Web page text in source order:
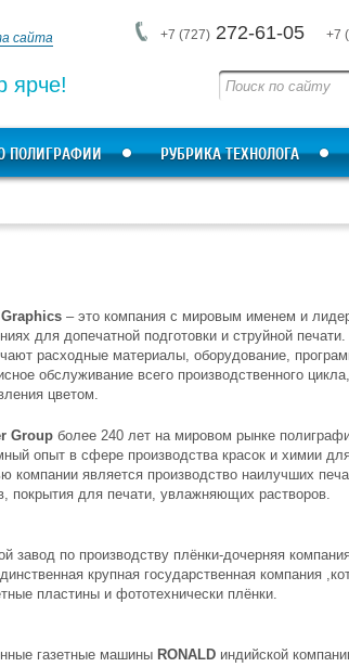
ярче!
+7 (727) 272-61-05 +7
сайта
ПОЛИГРАФИИ РУБРИКА ТЕХНОЛОГА
– это компания с мировым именем и
для допечатной подготовки и струйной
расходные материалы, оборудование,
обслуживание всего производственного
цветом.
Group более 240 лет на мировом рынке
опыт в сфере производства красок и химии
компании является производство наилучших
покрытия для печати, увлажняющих растворов.
завод по производству плёнки-дочерняя
крупная государственная компания
пластины и фототехнически плёнки.
газетные машины RONALD индийской